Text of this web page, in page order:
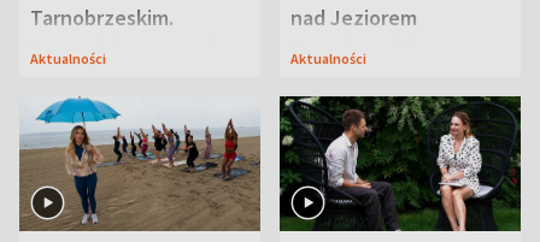
Tarnobrzeskim.
Przyrodnicy zwracają
Aktualności
nad Jeziorem
Tarnobrzeskim
Aktualności